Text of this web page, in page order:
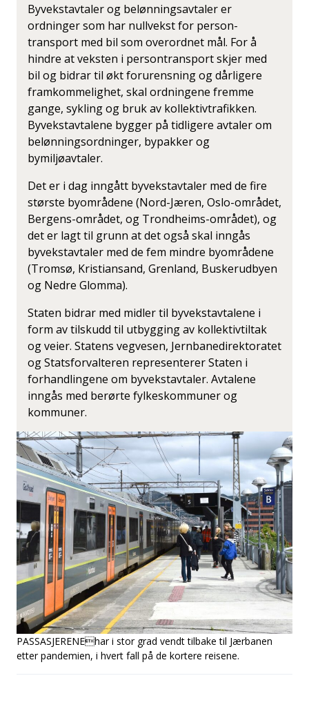
Byvekstavtaler og belønningsavtaler er
ordninger som har nullvekst for person­
transport med bil som overordnet mål. For å
hindre at veksten i persontransport skjer med
bil og bidrar til økt forurensning og dårligere
framkommelighet, skal ordningene fremme
gange, sykling og bruk av kollek­tivtrafikken.
Byvekstavtalene bygger på tidligere avtaler om
belønningsordninger, bypakker og
bymiljøavtaler.
Det er i dag inngått byvekstavtaler med de fire
største byområdene (Nord-Jæren, Oslo-området,
Bergens-området, og Trondheims-området), og
det er lagt til grunn at det også skal inngås
byvekstavtaler med de fem mindre byområdene
(Tromsø, Kristiansand, Grenland, Buskerudbyen
og Nedre Glomma).
Staten bidrar med midler til byvekst­avtalene i
form av tilskudd til utbygging av kollektivtiltak
og veier. Statens vegvesen, Jernbanedirektoratet
og Statsforvalteren representerer Staten i
forhandlingene om byvekstavtaler. Avtalene
inngås med berørte fylkeskommuner og
kommuner.
PASSASJERENEhar i stor grad vendt tilbake til Jærbanen
etter pandemien, i hvert fall på de kortere reisene.